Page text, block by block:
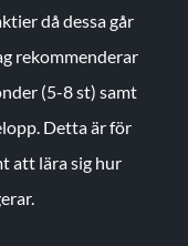
då dessa går
rekommenderar
(5-8 st) samt
Detta är för
att lära sig hur